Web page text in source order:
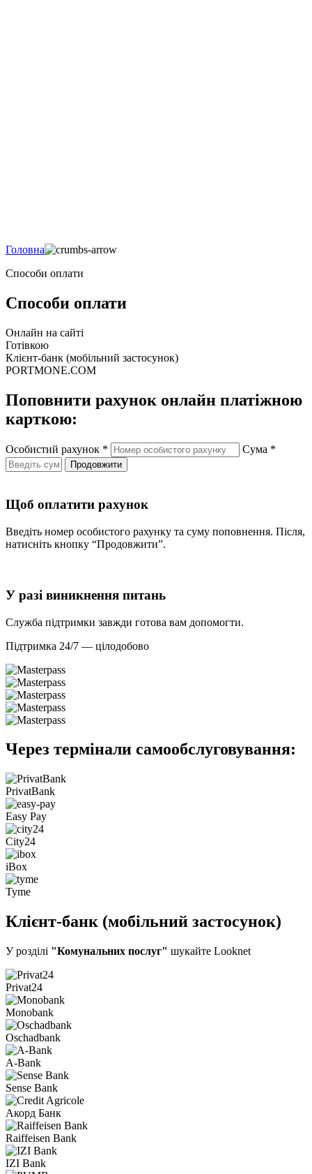
Головна
Способи оплати
Способи оплати
Онлайн на сайті
Готівкою
Клієнт-банк (мобільний застосунок)
PORTMONE.COM
Поповнити рахунок онлайн платіжною
карткою:
Особистий рахунок * Сума *
Продовжити
Щоб оплатити рахунок
Введіть номер особистого рахунку та суму поповнення. Після,
натисніть кнопку “Продовжити”.
У разі виникнення питань
Cлужба підтримки завжди готова вам допомогти.
Підтримка 24/7 — цілодобово
Через термінали самообслуговування:
PrivatBank
Easy Pay
City24
iBox
Tyme
Клієнт-банк (мобільний застосунок)
У розділі "Комунальних послуг" шукайте Looknet
Privat24
Monobank
Oschadbank
A-Bank
Sense Bank
Акорд Банк
Raiffeisen Bank
IZI Bank